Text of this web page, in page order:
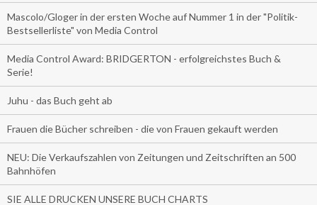
Mascolo/Gloger in der ersten Woche auf Nummer 1 in der "Politik-
Bestsellerliste" von Media Control
Media Control Award: BRIDGERTON - erfolgreichstes Buch &
Serie!
Juhu - das Buch geht ab
Frauen die Bücher schreiben - die von Frauen gekauft werden
NEU: Die Verkaufszahlen von Zeitungen und Zeitschriften an 500
Bahnhöfen
SIE ALLE DRUCKEN UNSERE BUCH CHARTS